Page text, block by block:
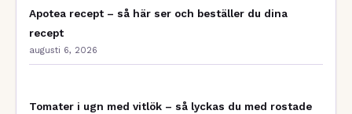
Apotea recept – så här ser och beställer du dina
recept
augusti 6, 2026
Tomater i ugn med vitlök – så lyckas du med rostade